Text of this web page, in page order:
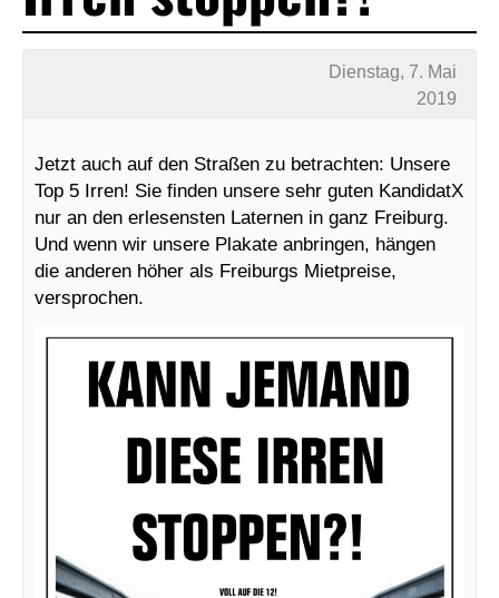
Dienstag, 7. Mai
2019
Jetzt auch auf den Straßen zu betrachten: Unsere
Top 5 Irren! Sie finden unsere sehr guten KandidatX
nur an den erlesensten Laternen in ganz Freiburg.
Und wenn wir unsere Plakate anbringen, hängen
die anderen höher als Freiburgs Mietpreise,
versprochen.